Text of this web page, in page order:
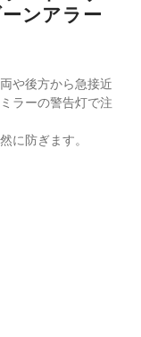
ンアラー
や後方から急接近
ラーの警告灯で注
に防ぎます。